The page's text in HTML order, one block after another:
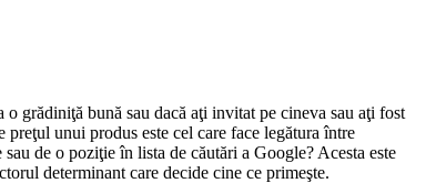
grădiniţă bună sau dacă aţi invitat pe cineva sau aţi fost
unui produs este cel care face legătura între
de o poziţie în lista de căutări a Google? Acesta este
determinant care decide cine ce primeşte.